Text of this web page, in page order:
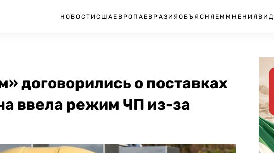
НОВОСТИ США ЕВРОПА ЕВРАЗИЯ ОБЪЯСНЯЕМ МНЕНИЯ
договорились о поставках
ввела режим ЧП из-за